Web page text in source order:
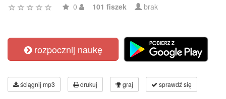
0 101 fiszek brak
rozpocznij naukę
ściągnij mp3 drukuj graj sprawdź się